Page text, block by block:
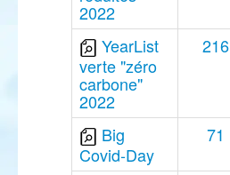
2022
YearList
verte "zéro
carbone"
2022
216
Big
Covid-Day
71